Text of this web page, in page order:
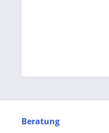
Beratung